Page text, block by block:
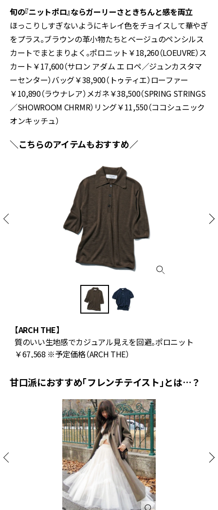
旬の『ニットポロ』ならガーリーさときちんと感を両立
ほっこりしすぎないようにキレイ色をチョイスして華やぎ
をプラス。ブラウンの革小物たちとベージュのペンシルス
カートでまとまりよく。ポロニット￥18,260（LOEUVRE）ス
カート￥17,600（サロン アダム エ ロペ／ジュンカスタマ
ーセンター）バッグ￥38,900（トゥティエ）ローファー
￥10,890（ラウナレア）メガネ￥38,500（SPRING STRINGS
／SHOWROOM CHRMR）リング￥11,550（ココシュニック
オンキッチュ）
＼こちらのアイテムもおすすめ／
【ARCH THE】
質のいい生地感でカジュアル見えを回避。ポロニット
￥67,568 ※予定価格（ARCH THE）
甘口派におすすめ「フレンチテイスト」とは…？